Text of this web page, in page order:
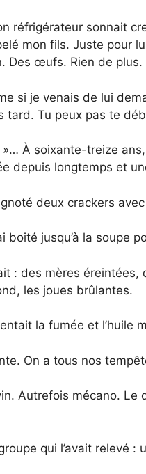
réfrigérateur sonnait
mon fils. Juste pour
Des œufs. Rien de plus.
si je venais de lui
tard. Tu peux pas te
À soixante-treize
depuis longtemps et
deux crackers
boité jusqu’à la soupe
: des mères
les joues brûlantes.
la fumée et l’huile
On a tous nos
Autrefois mécano.
groupe qui l’avait relevé